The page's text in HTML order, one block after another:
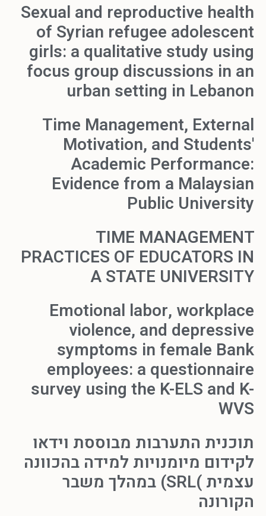
Sexual and reproductive health
of Syrian refugee adolescent
girls: a qualitative study using
focus group discussions in an
urban setting in Lebanon
Time Management, External
Motivation, and Students'
Academic Performance:
Evidence from a Malaysian
Public University
TIME MANAGEMENT
PRACTICES OF EDUCATORS IN
A STATE UNIVERSITY
Emotional labor, workplace
violence, and depressive
symptoms in female Bank
employees: a questionnaire
survey using the K-ELS and K-
WVS
תוכנית התערבות מבוססת וידאו
לקידום מיומנויות למידה בהכוונה
עצמית )SRL) במהלך משבר
הקורונה